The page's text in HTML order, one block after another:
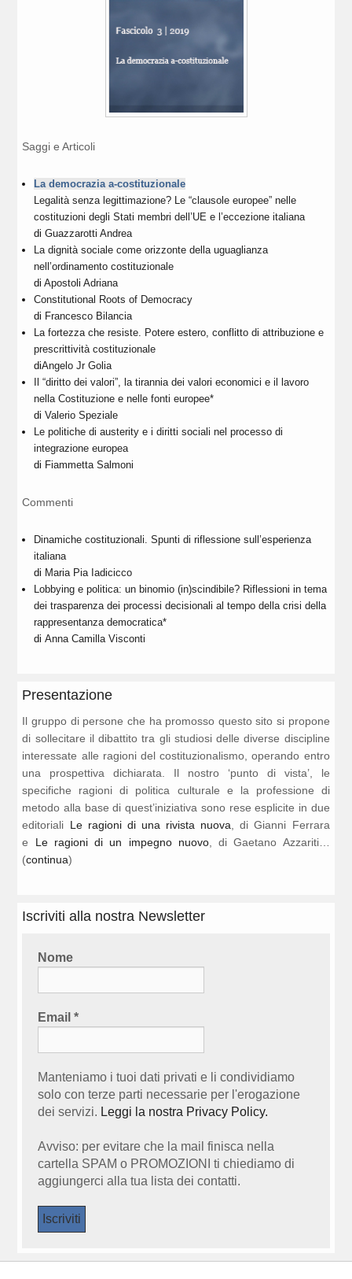
Saggi e Articoli
La democrazia a-costituzionale
Legalità senza legittimazione? Le “clausole europee” nelle
costituzioni degli Stati membri dell’UE e l’eccezione italiana
diGuazzarotti Andrea
La dignità sociale come orizzonte della uguaglianza
nell’ordinamento costituzionale
diApostoli Adriana
Constitutional Roots of Democracy
di Francesco Bilancia
La fortezza che resiste. Potere estero, conflitto di attribuzione e
prescrittività costituzionale
diAngelo Jr Golia
Il “diritto dei valori”, la tirannia dei valori economici e il lavoro
nella Costituzione e nelle fonti europee*
diValerio Speziale
Le politiche di austerity e i diritti sociali nel processo di
integrazione europea
di Fiammetta Salmoni
Commenti
Dinamiche costituzionali. Spunti di riflessione sull’esperienza
italiana
di Maria Pia Iadicicco
Lobbying e politica: un binomio (in)scindibile? Riflessioni in tema
dei trasparenza dei processi decisionali al tempo della crisi della
rappresentanza democratica*
diAnna Camilla Visconti
Presentazione
Il gruppo di persone che ha promosso questo sito si propone
di sollecitare il dibattito tra gli studiosi delle diverse discipline
interessate alle ragioni del costituzionalismo, operando entro
una prospettiva dichiarata. Il nostro ‘punto di vista’, le
specifiche ragioni di politica culturale e la professione di
metodo alla base di quest’iniziativa sono rese esplicite in due
editoriali Le ragioni di una rivista nuova, di Gianni Ferrara
e Le ragioni di un impegno nuovo, di Gaetano Azzariti…
(continua)
Iscriviti alla nostra Newsletter
Nome
Email*
Manteniamo i tuoi dati privati e li condividiamo
solo con terze parti necessarie per l'erogazione
dei servizi. Leggi la nostra Privacy Policy.
Avviso: per evitare che la mail finisca nella
cartella SPAM o PROMOZIONI ti chiediamo di
aggiungerci alla tua lista dei contatti.